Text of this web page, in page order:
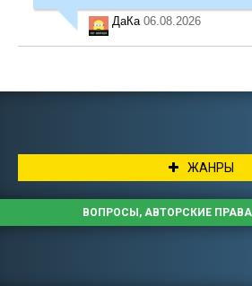
ДаКа 06.08.2026
ЖАНРЫ
ВОПРОСЫ, АВТОРСКИЕ